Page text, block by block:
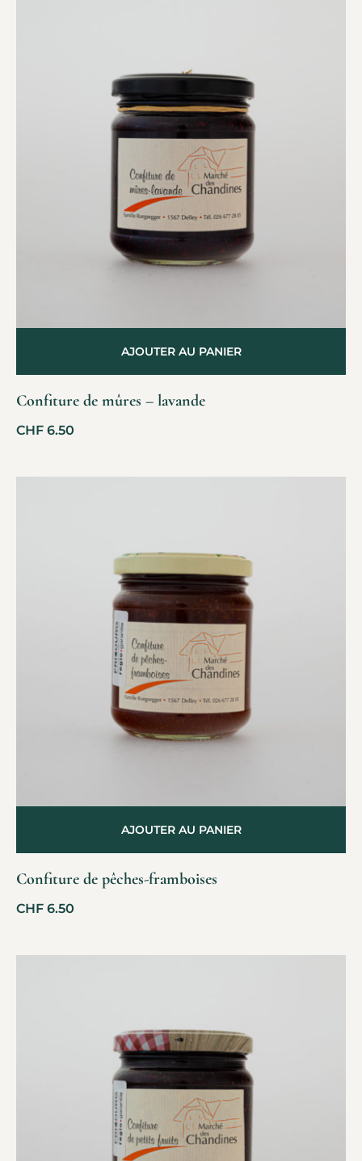
Confiture de mûres – lavande
CHF 6.50
AJOUTER AU PANIER
Confiture de pêches-framboises
CHF 6.50
AJOUTER AU PANIER